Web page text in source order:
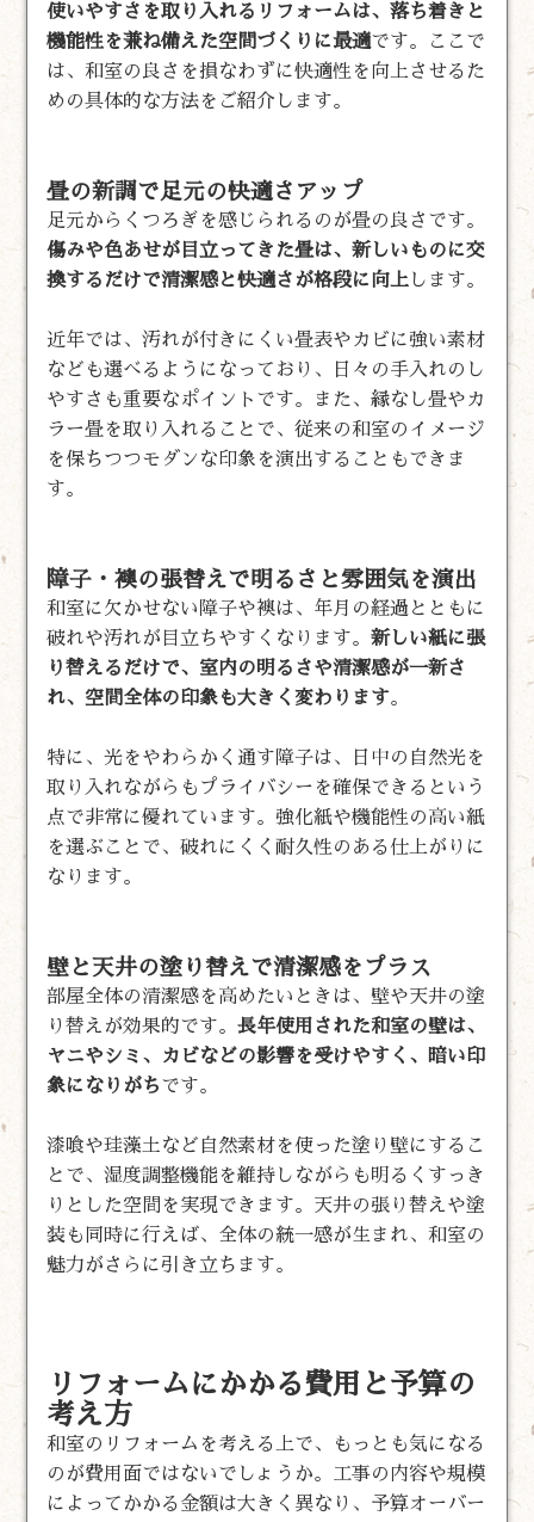
使いやすさを取り入れるリフォームは、落ち着きと
機能性を兼ね備えた空間づくりに最適です。ここで
は、和室の良さを損なわずに快適性を向上させるた
めの具体的な方法をご紹介します。
畳の新調で足元の快適さアップ
足元からくつろぎを感じられるのが畳の良さです。
傷みや色あせが目立ってきた畳は、新しいものに交
換するだけで清潔感と快適さが格段に向上します。
近年では、汚れが付きにくい畳表やカビに強い素材
なども選べるようになっており、日々の手入れのし
やすさも重要なポイントです。また、縁なし畳やカ
ラー畳を取り入れることで、従来の和室のイメージ
を保ちつつモダンな印象を演出することもできま
す。
障子・襖の張替えで明るさと雰囲気を演出
和室に欠かせない障子や襖は、年月の経過とともに
破れや汚れが目立ちやすくなります。新しい紙に張
り替えるだけで、室内の明るさや清潔感が一新さ
れ、空間全体の印象も大きく変わります。
特に、光をやわらかく通す障子は、日中の自然光を
取り入れながらもプライバシーを確保できるという
点で非常に優れています。強化紙や機能性の高い紙
を選ぶことで、破れにくく耐久性のある仕上がりに
なります。
壁と天井の塗り替えで清潔感をプラス
部屋全体の清潔感を高めたいときは、壁や天井の塗
り替えが効果的です。長年使用された和室の壁は、
ヤニやシミ、カビなどの影響を受けやすく、暗い印
象になりがちです。
漆喰や珪藻土など自然素材を使った塗り壁にするこ
とで、湿度調整機能を維持しながらも明るくすっき
りとした空間を実現できます。天井の張り替えや塗
装も同時に行えば、全体の統一感が生まれ、和室の
魅力がさらに引き立ちます。
リフォームにかかる費用と予算の
考え方
和室のリフォームを考える上で、もっとも気になる
のが費用面ではないでしょうか。工事の内容や規模
によってかかる金額は大きく異なり、予算オーバー